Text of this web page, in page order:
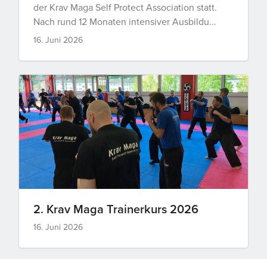
der Krav Maga Self Protect Association statt.
Nach rund 12 Monaten intensiver Ausbildu...
16. Juni 2026
2. Krav Maga Trainerkurs 2026
16. Juni 2026